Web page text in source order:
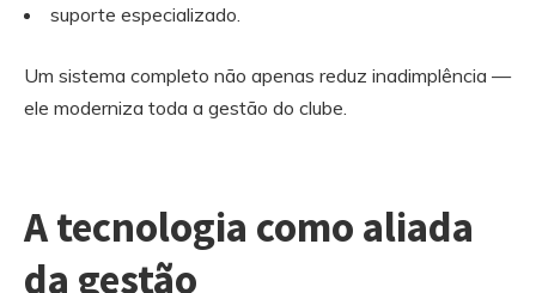
suporte especializado.
Um sistema completo não apenas reduz inadimplência —
ele moderniza toda a gestão do clube.
A tecnologia como aliada
da gestão